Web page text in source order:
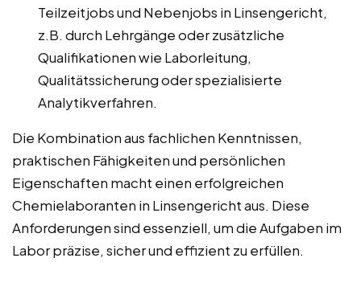
Teilzeitjobs und Nebenjobs in Linsengericht,
z.B. durch Lehrgänge oder zusätzliche
Qualifikationen wie Laborleitung,
Qualitätssicherung oder spezialisierte
Analytikverfahren.
Die Kombination aus fachlichen Kenntnissen,
praktischen Fähigkeiten und persönlichen
Eigenschaften macht einen erfolgreichen
Chemielaboranten in Linsengericht aus. Diese
Anforderungen sind essenziell, um die Aufgaben im
Labor präzise, sicher und effizient zu erfüllen.